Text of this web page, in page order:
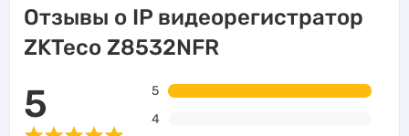
Отзывы о IP видеорегистратор
ZKTeco Z8532NFR
5
5
4